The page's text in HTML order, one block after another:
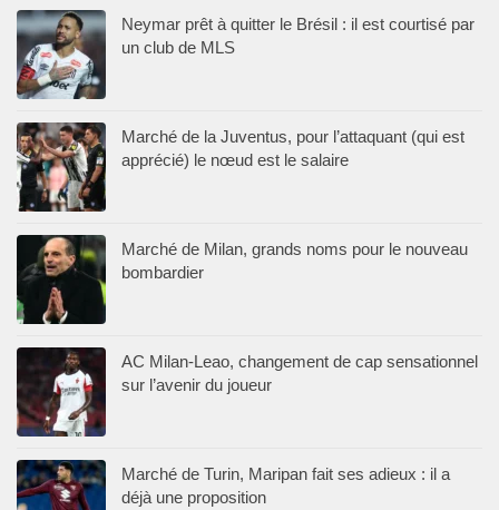
Neymar prêt à quitter le Brésil : il est courtisé par
un club de MLS
Marché de la Juventus, pour l’attaquant (qui est
apprécié) le nœud est le salaire
Marché de Milan, grands noms pour le nouveau
bombardier
AC Milan-Leao, changement de cap sensationnel
sur l’avenir du joueur
Marché de Turin, Maripan fait ses adieux : il a
déjà une proposition